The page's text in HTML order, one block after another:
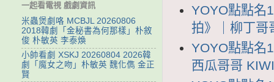
YOYO點點名
拍》｜柳丁哥
YOYO點點名
西瓜哥哥
一起看電視 戲劇資訊
米蟲煲劇咯 MCBJL 20260806
2018韓劇「金秘書為何那樣」朴敘
俊 朴敏英 李泰煥
小帥看劇 XSKJ 20260804 2026韓
劇「魔女之吻」朴敏英 魏化儁 金正
賢